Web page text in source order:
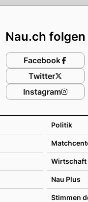
Politik
Wirtschaft
Nau Plus
Stimmen
Nau.ch folgen
Facebook
Twitter
Instagram